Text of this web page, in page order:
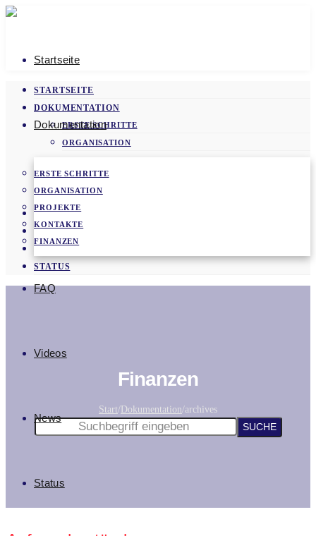
Startseite
Dokumentation
ERSTE SCHRITTE
ORGANISATION
PROJEKTE
KONTAKTE
FINANZEN
FAQ
Videos
News
Status
STARTSEITE
DOKUMENTATION
ERSTE SCHRITTE
ORGANISATION
KONTAKTE
FINANZEN
FAQ
VIDEOS
STATUS
Finanzen
Start/Dokumentation/archives